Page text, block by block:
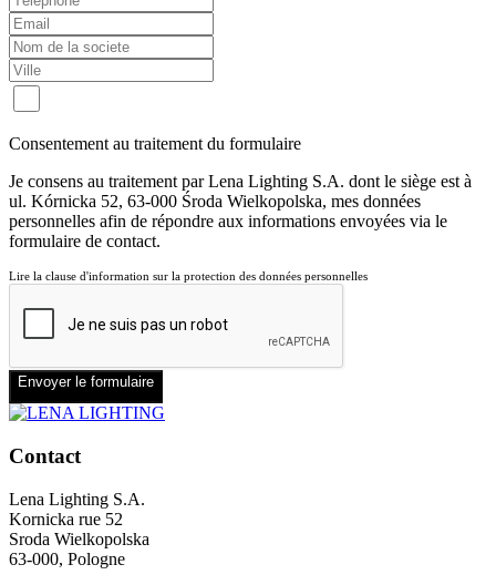
Consentement au traitement du formulaire
Je consens au traitement par Lena Lighting S.A. dont le siège est à
ul. Kórnicka 52, 63-000 Środa Wielkopolska, mes données
personnelles afin de répondre aux informations envoyées via le
formulaire de contact.
Lire la clause d'information sur la protection des données personnelles
Envoyer le formulaire
Contact
Lena Lighting S.A.
Kornicka rue 52
Sroda Wielkopolska
63-000, Pologne